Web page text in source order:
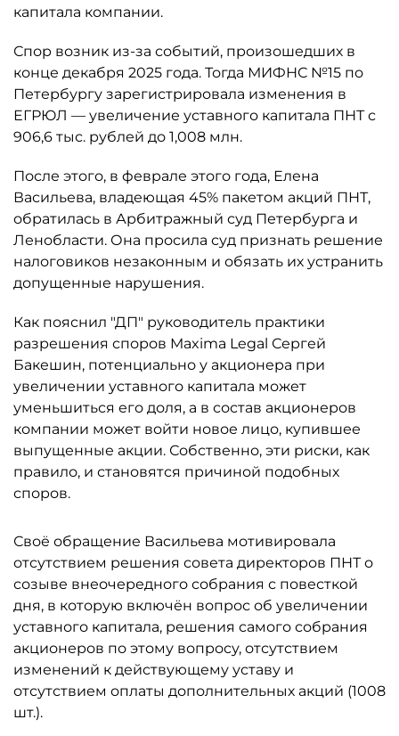
капитала компании.
Спор возник из-за событий, произошедших в
конце декабря 2025 года. Тогда МИФНС №15 по
Петербургу зарегистрировала изменения в
ЕГРЮЛ — увеличение уставного капитала ПНТ с
906,6 тыс. рублей до 1,008 млн.
После этого, в феврале этого года, Елена
Васильева, владеющая 45% пакетом акций ПНТ,
обратилась в Арбитражный суд Петербурга и
Ленобласти. Она просила суд признать решение
налоговиков незаконным и обязать их устранить
допущенные нарушения.
Как пояснил "ДП" руководитель практики
разрешения споров Maxima Legal Сергей
Бакешин, потенциально у акционера при
увеличении уставного капитала может
уменьшиться его доля, а в состав акционеров
компании может войти новое лицо, купившее
выпущенные акции. Собственно, эти риски, как
правило, и становятся причиной подобных
споров.
Своё обращение Васильева мотивировала
отсутствием решения совета директоров ПНТ о
созыве внеочередного собрания с повесткой
дня, в которую включён вопрос об увеличении
уставного капитала, решения самого собрания
акционеров по этому вопросу, отсутствием
изменений к действующему уставу и
отсутствием оплаты дополнительных акций (1008
шт.).